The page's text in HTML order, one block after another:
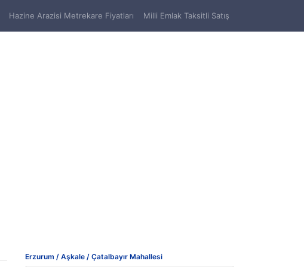
Hazine Arazisi Metrekare Fiyatları Milli Emlak Taksitli Satış
Erzurum / Aşkale / Çatalbayır Mahallesi